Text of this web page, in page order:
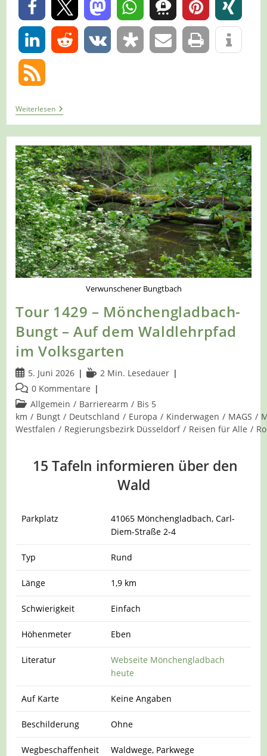
0
0
WeiterlesenTour
1434
–
Warburg-
Daseburg
–
Hinauf
Zur
Burgruine
Desenberg
Verwunschener Bungtbach
Tour 1429 – Mönchengladbach-
Bungt – Auf dem Waldlehrpfad
im Volksgarten
Beitrag
veröffentlicht:
5. Juni 2026 Lesedauer:
2 Min. Lesedauer
Beitrags-
Kommentare:
0 Kommentare
Beitrags-
Kategorie:
Allgemein / Barrierearm / Bis 5
km / Bungt / Deutschland / Europa / Kinderwagen / MAGS /
Westfalen / Regierungsbezirk Düsseldorf / Reisen für Alle /
15 Tafeln informieren über den
Wald
Parkplatz
41065 Mönchengladbach, Carl-
Diem-Straße 2-4
Typ Rund
Länge 1,9 km
Schwierigkeit Einfach
Höhenmeter Eben
Literatur
Webseite Mönchengladbach
heute
Auf Karte Keine Angaben
Beschilderung Ohne
Wegbeschaffenheit Waldwege, Parkwege